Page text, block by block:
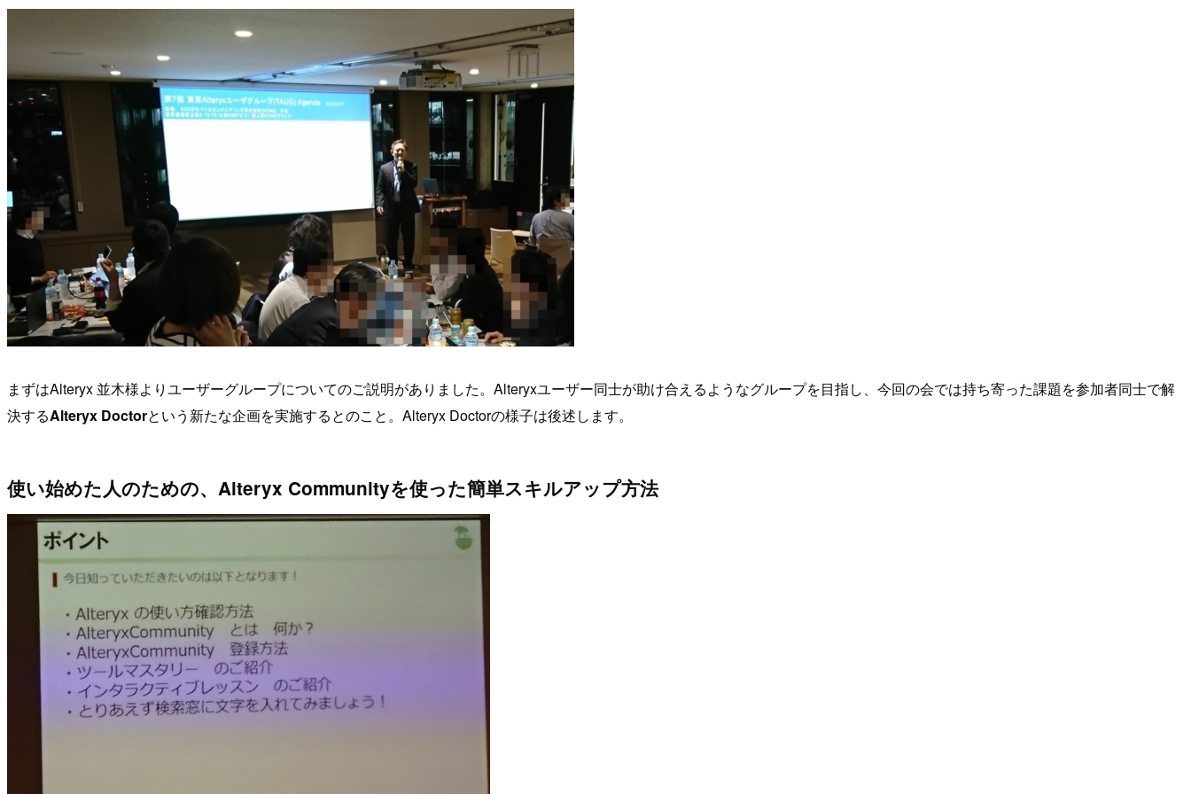
まずはAlteryx 並木様よりユーザーグループについてのご説明がありました。Alteryxユーザー同士が助け合えるようなグループを目指し、今回の会では持ち寄った課題を参加者同士で解
決するAlteryx Doctorという新たな企画を実施するとのこと。Alteryx Doctorの様子は後述します。
使い始めた人のための、Alteryx Communityを使った簡単スキルアップ方法